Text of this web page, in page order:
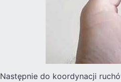
Następnie do koordynacji